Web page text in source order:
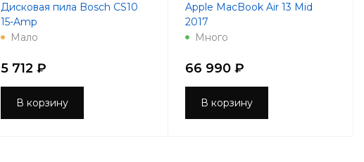
Дисковая пила Bosch CS10
15-Amp
Мало
5 712 ₽
В корзину
Apple MacBook Air 13 Mid
2017
Много
66 990 ₽
В корзину